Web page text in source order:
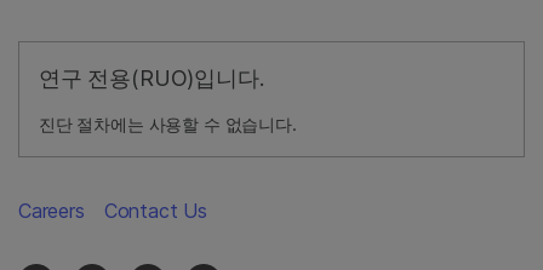
연구 전용(RUO)입니다.
진단 절차에는 사용할 수 없습니다.
Careers Contact Us